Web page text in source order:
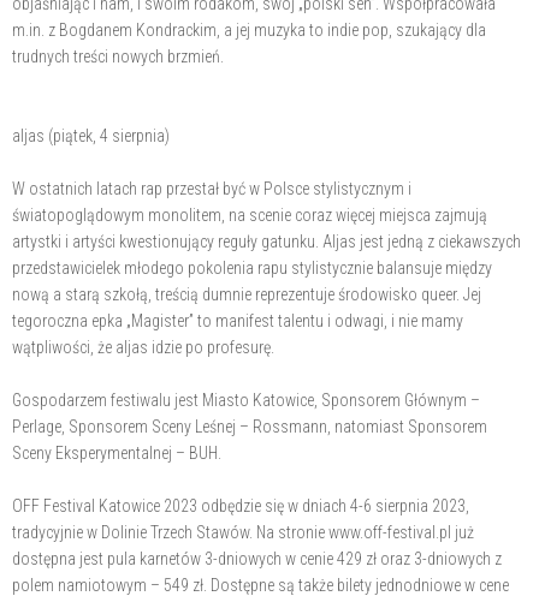
m.in. z Bogdanem Kondrackim, a jej muzyka to indie pop, szukający dla
trudnych treści nowych brzmień.
aljas (piątek, 4 sierpnia)
W ostatnich latach rap przestał być w Polsce stylistycznym i
światopoglądowym monolitem, na scenie coraz więcej miejsca zajmują
artystki i artyści kwestionujący reguły gatunku. Aljas jest jedną z ciekawszych
przedstawicielek młodego pokolenia rapu stylistycznie balansuje między
nową a starą szkołą, treścią dumnie reprezentuje środowisko queer. Jej
tegoroczna epka „Magister” to manifest talentu i odwagi, i nie mamy
wątpliwości, że aljas idzie po profesurę.
Gospodarzem festiwalu jest Miasto Katowice, Sponsorem Głównym –
Perlage, Sponsorem Sceny Leśnej – Rossmann, natomiast Sponsorem
Sceny Eksperymentalnej – BUH.
OFF Festival Katowice 2023 odbędzie się w dniach 4-6 sierpnia 2023,
tradycyjnie w Dolinie Trzech Stawów. Na stronie www.off-festival.pl już
dostępna jest pula karnetów 3-dniowych w cenie 429 zł oraz 3-dniowych z
polem namiotowym – 549 zł. Dostępne są także bilety jednodniowe w cene